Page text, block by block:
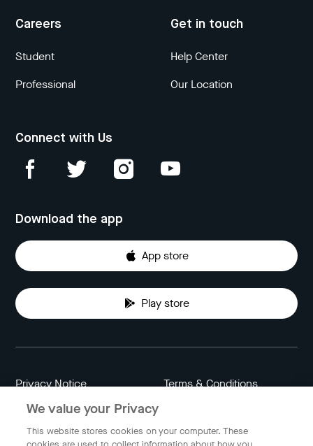
Careers
Student
Professional
Get in touch
Help Center
Our Location
Connect with Us
Download the app
App store
Play store
Privacy Notice Terms & Conditions
Data Attribution
We value your Privacy
This website stores cookies on your computer. These